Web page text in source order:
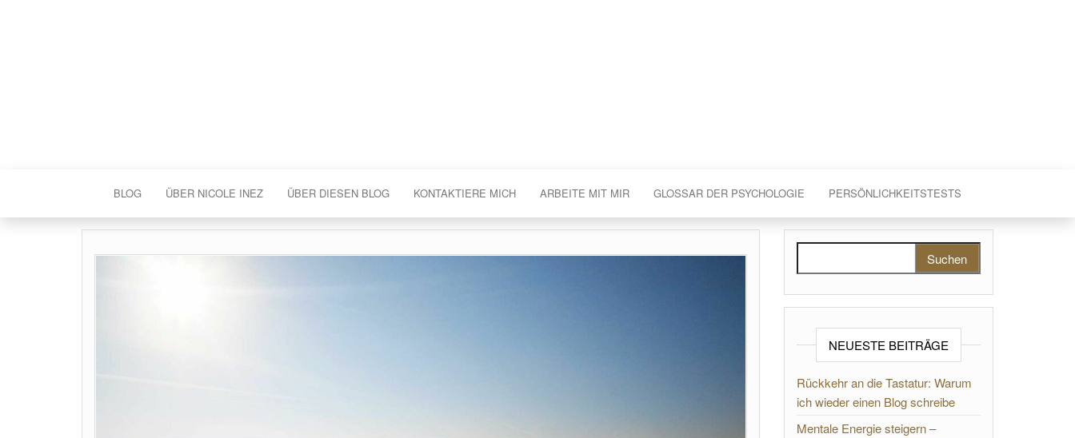
BLOG ÜBER NICOLE INEZ ÜBER DIESEN BLOG KONTAKTIERE MICH ARBEITE MIT MIR GLOSSAR DER PSYCHOLOGIE PERSÖNLICHKEITSTESTS
NEUESTE BEITRÄGE
Rückkehr an die Tastatur: Warum
ich wieder einen Blog schreibe
Mentale Energie steigern –